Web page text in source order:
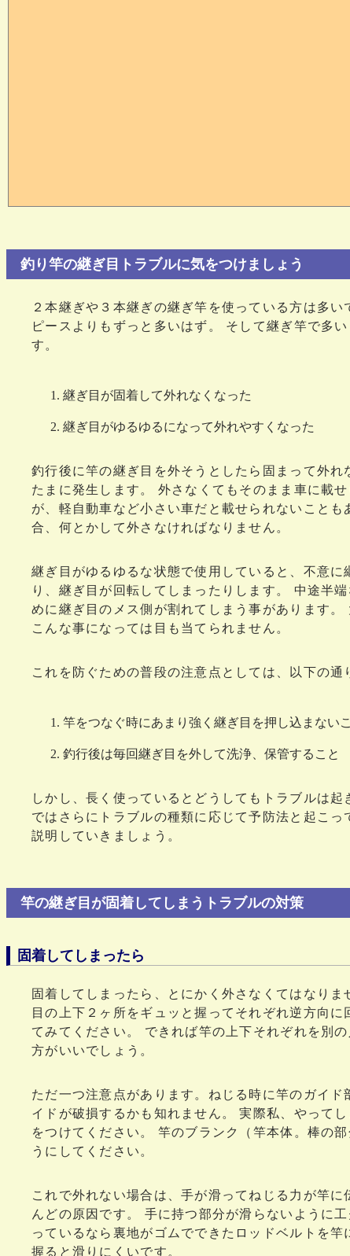
釣り竿の継ぎ目トラブルに気をつけましょう
２本継ぎや３本継ぎの継ぎ竿を使っている方は多い
ピースよりもずっと多いはず。 そして継ぎ竿で多
す。
継ぎ目が固着して外れなくなった
継ぎ目がゆるゆるになって外れやすくなった
釣行後に竿の継ぎ目を外そうとしたら固まって外れ
たまに発生します。 外さなくてもそのまま車に載
が、軽自動車など小さい車だと載せられないことも
合、何とかして外さなければなりません。
継ぎ目がゆるゆるな状態で使用していると、不意に
り、継ぎ目が回転してしまったりします。 中途半
めに継ぎ目のメス側が割れてしまう事があります。
こんな事になっては目も当てられません。
これを防ぐための普段の注意点としては、以下の通
竿をつなぐ時にあまり強く継ぎ目を押し込まない
釣行後は毎回継ぎ目を外して洗浄、保管すること
しかし、長く使っているとどうしてもトラブルは
ではさらにトラブルの種類に応じて予防法と起こっ
説明していきましょう。
竿の継ぎ目が固着してしまうトラブルの対策
固着してしまったら
固着してしまったら、とにかく外さなくてはなり
目の上下２ヶ所をギュッと握ってそれぞれ逆方向に
てみてください。 できれば竿の上下それぞれを別
方がいいでしょう。
ただ一つ注意点があります。ねじる時に竿のガイド
イドが破損するかも知れません。 実際私、やって
をつけてください。 竿のブランク（竿本体。棒の
うにしてください。
これで外れない場合は、手が滑ってねじる力が竿に
んどの原因です。 手に持つ部分が滑らないように
っているなら裏地がゴムでできたロッドベルトを竿
握ると滑りにくいです。